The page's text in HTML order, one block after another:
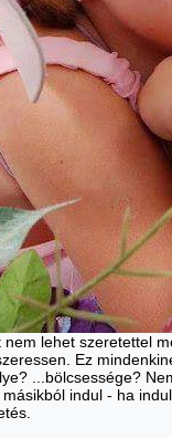
nem lehet szeretettel
Ez
...bölcsessége?
indul - ha